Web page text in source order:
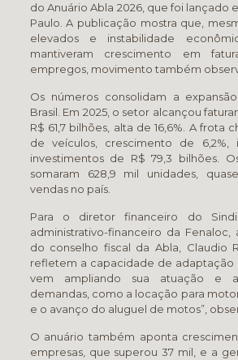
do Anuário Abla 2026, que foi lançado
Paulo. A publicação mostra que,
elevados e instabilidade
mantiveram crescimento em
empregos, movimento também
Os números consolidam a
Brasil. Em 2025, o setor alcançou
R$ 61,7 bilhões, alta de 16,6%. A frota
de veículos, crescimento de 6,2%,
investimentos de R$ 79,3 bilhões.
somaram 628,9 mil unidades,
vendas no país.
Para o diretor financeiro do
administrativo-financeiro da
do conselho fiscal da Abla, Claudio
refletem a capacidade de adaptação
vem ampliando sua atuação e
demandas, como a locação para
e o avanço do aluguel de motos”,
O anuário também aponta
empresas, que superou 37 mil, e a